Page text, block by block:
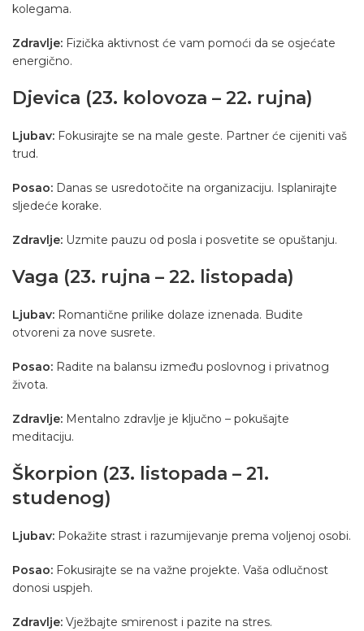
kolegama.
Zdravlje: Fizička aktivnost će vam pomoći da se osjećate
energično.
Djevica (23. kolovoza – 22. rujna)
Ljubav: Fokusirajte se na male geste. Partner će cijeniti vaš
trud.
Posao: Danas se usredotočite na organizaciju. Isplanirajte
sljedeće korake.
Zdravlje: Uzmite pauzu od posla i posvetite se opuštanju.
Vaga (23. rujna – 22. listopada)
Ljubav: Romantične prilike dolaze iznenada. Budite
otvoreni za nove susrete.
Posao: Radite na balansu između poslovnog i privatnog
života.
Zdravlje: Mentalno zdravlje je ključno – pokušajte
meditaciju.
Škorpion (23. listopada – 21.
studenog)
Ljubav: Pokažite strast i razumijevanje prema voljenoj osobi.
Posao: Fokusirajte se na važne projekte. Vaša odlučnost
donosi uspjeh.
Zdravlje: Vježbajte smirenost i pazite na stres.